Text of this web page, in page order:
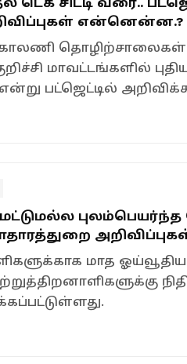
என்னென்ன.?
தொழிற்சாலைகள்
மாவட்டங்களில்
பட்ஜெட்டில்
மட்டுமல்ல
மாத